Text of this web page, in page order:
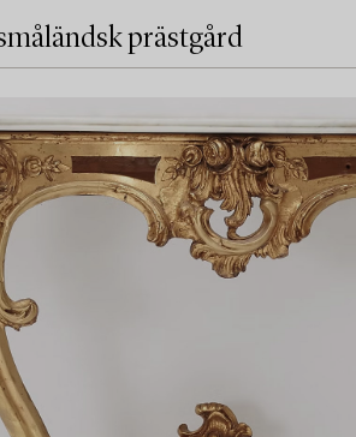
prästgård